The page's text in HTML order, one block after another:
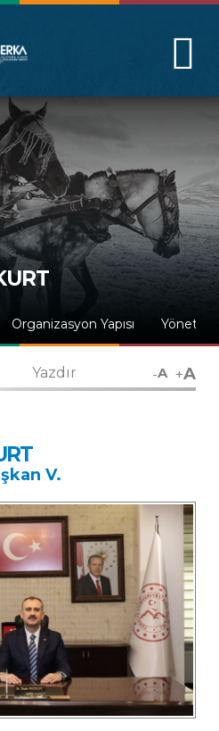
Organizasyon Yapısı Yönetim
Yazdır -A +A
V.